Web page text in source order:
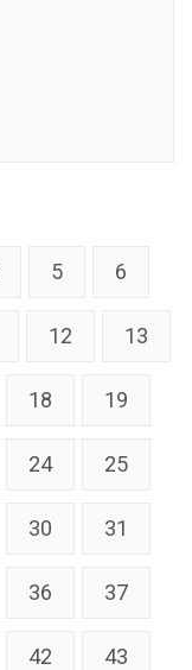
5 6
12 13
18 19
24 25
30 31
36 37
42 43